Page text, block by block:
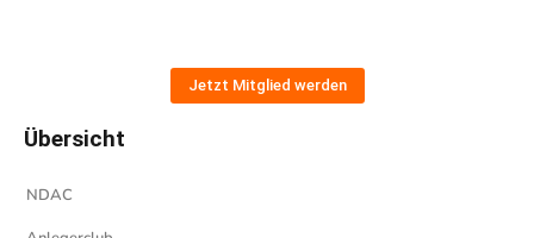
Jetzt Mitglied werden
Übersicht
NDAC